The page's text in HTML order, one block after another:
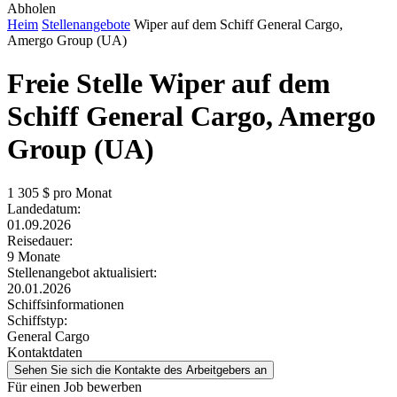
Abholen
Heim Stellenangebote Wiper auf dem Schiff General Cargo,
Amergo Group (UA)
Freie StelleWiper auf dem
Schiff General Cargo, Amergo
Group (UA)
1 305 $ pro Monat
Landedatum:
01.09.2026
Reisedauer:
9 Monate
Stellenangebot aktualisiert:
20.01.2026
Schiffsinformationen
Schiffstyp:
General Cargo
Kontaktdaten
Sehen Sie sich die Kontakte des Arbeitgebers an
Für einen Job bewerben